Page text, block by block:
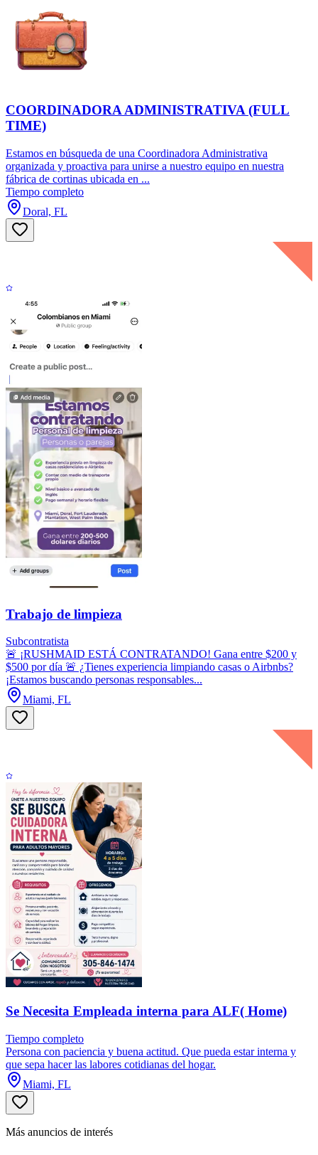
COORDINADORA ADMINISTRATIVA (FULL
TIME)
Estamos en búsqueda de una Coordinadora Administrativa
organizada y proactiva para unirse a nuestro equipo en nuestra
fábrica de cortinas ubicada en ...
Tiempo completo
Doral, FL
Trabajo de limpieza
Subcontratista
🚨 ¡RUSHMAID ESTÁ CONTRATANDO! Gana entre $200 y
$500 por día 🚨 ¿Tienes experiencia limpiando casas o Airbnbs?
¡Estamos buscando personas responsables...
Miami, FL
Se Necesita Empleada interna para ALF( Home)
Tiempo completo
Persona con paciencia y buena actitud. Que pueda estar interna y
que sepa hacer las labores cotidianas del hogar.
Miami, FL
Más anuncios de interés